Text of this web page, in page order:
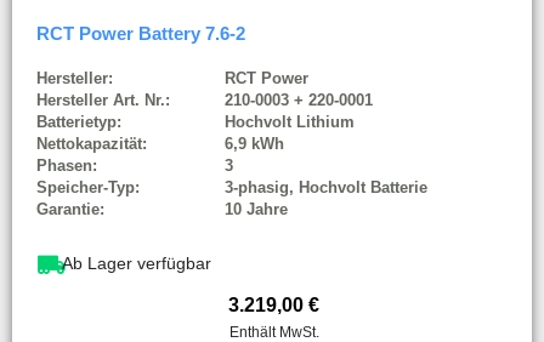
RCT Power Battery 7.6-2
Hersteller:
RCT Power
Hersteller Art. Nr.:
210-0003 + 220-0001
Batterietyp:
Hochvolt Lithium
Nettokapazität:
6,9 kWh
Phasen:
3
Speicher-Typ:
3-phasig, Hochvolt Batterie
Garantie:
10 Jahre
Ab Lager verfügbar
3.219,00 €
Enthält MwSt.